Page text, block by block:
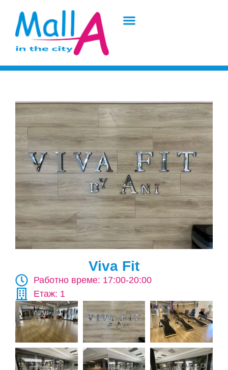
Viva Fit
Работно време: 17:00-20:00
Етаж: 1